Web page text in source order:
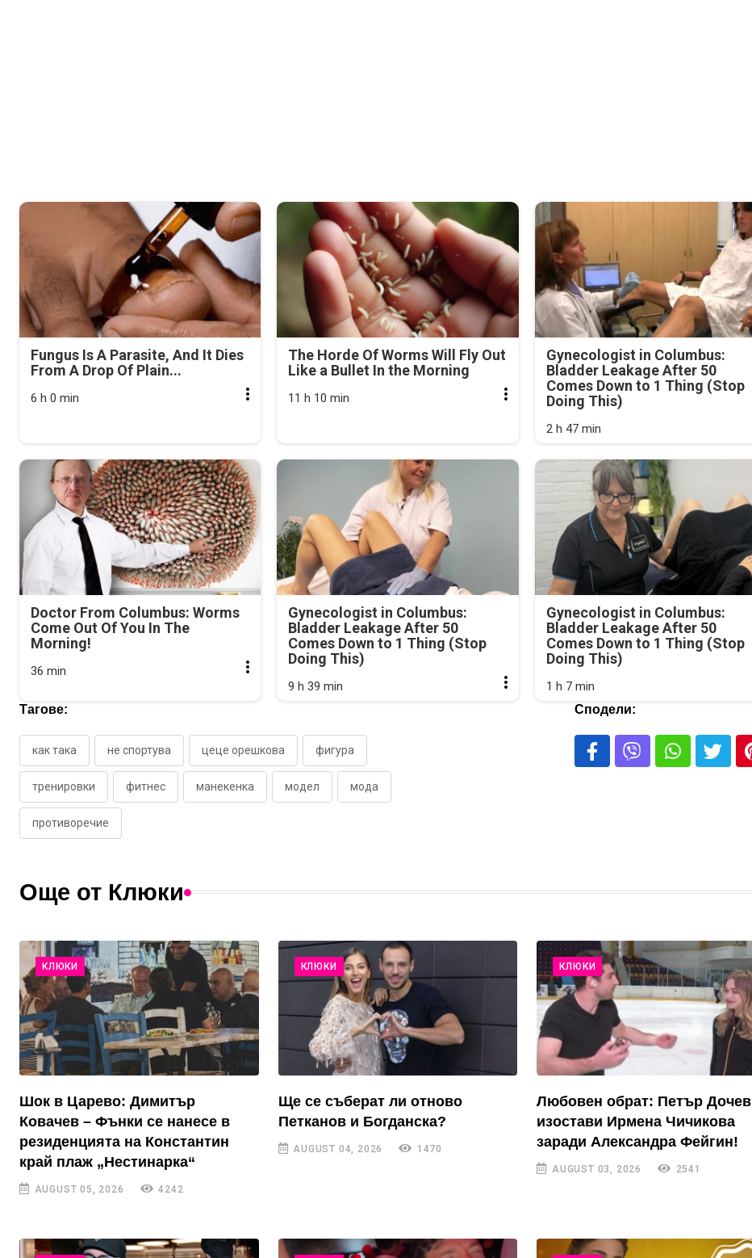
Fungus Is A Parasite, And It Dies
From A Drop Of Plain...
6 h 0 min
The Horde Of Worms Will Fly Out
Like a Bullet In the Morning
11 h 10 min
Gynecologist in Columbus:
Bladder Leakage After 50
Comes Down to 1 Thing (Stop
Doing This)
2 h 47 min
Doctor From Columbus: Worms
Come Out Of You In The
Morning!
36 min
Gynecologist in Columbus:
Bladder Leakage After 50
Comes Down to 1 Thing (Stop
Doing This)
9 h 39 min
Gynecologist in Columbus:
Bladder Leakage After 50
Comes Down to 1 Thing (Stop
Doing This)
1 h 7 min
Тагове:
как така не спортува цеце орешкова фигура
тренировки фитнес манекенка модел мода
противоречие
Сподели:
Още от Клюки
КЛЮКИ
Шок в Царево: Димитър
Ковачев – Фънки се нанесе в
резиденцията на Константин
край плаж „Нестинарка“
AUGUST 05, 2026 4242
КЛЮКИ
Ще се съберат ли отново
Петканов и Богданска?
AUGUST 04, 2026 1470
КЛЮКИ
Любовен обрат: Петър Дочев
изостави Ирмена Чичикова
заради Александра Фейгин!
AUGUST 03, 2026 2541